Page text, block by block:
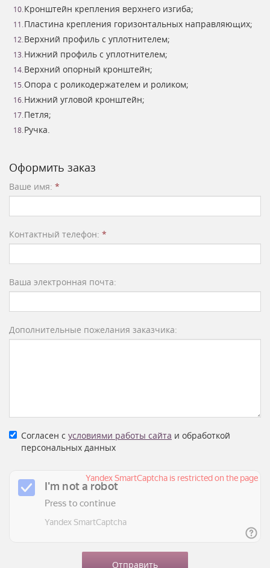
Кронштейн крепления верхнего изгиба;
Пластина крепления горизонтальных направляющих;
Верхний профиль с уплотнителем;
Нижний профиль с уплотнителем;
Верхний опорный кронштейн;
Опора с роликодержателем и роликом;
Нижний угловой кронштейн;
Петля;
Ручка.
Оформить заказ
Ваше имя: *
Контактный телефон: *
Ваша электронная почта:
Дополнительные пожелания заказчика:
Согласен с условиями работы сайта и обработкой
персональных данных